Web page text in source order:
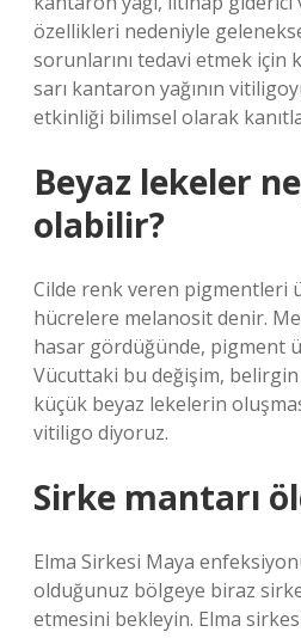
özellikleri nedeniyle
sorunlarını tedavi etmek için
sarı kantaron yağının
etkinliği bilimsel olarak
Beyaz lekeler
olabilir?
Cilde renk veren pigmentleri
hücrelere melanosit denir.
hasar gördüğünde, pigment
Vücuttaki bu değişim, belirgin
küçük beyaz lekelerin
vitiligo diyoruz.
Sirke mantarı
Elma Sirkesi Maya
olduğunuz bölgeye biraz
etmesini bekleyin. Elma